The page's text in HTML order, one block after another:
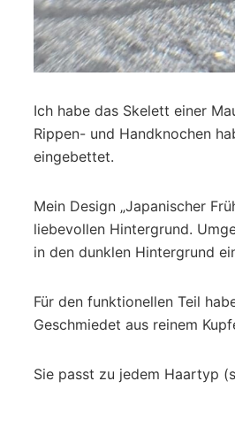
Ich habe das Skelett einer
Rippen- und Handknochen
eingebettet.
Mein Design „Japanischer
liebevollen Hintergrund.
in den dunklen Hintergrund
Für den funktionellen Teil
Geschmiedet aus reinem
Sie passt zu jedem Haartyp